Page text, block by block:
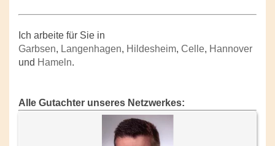
Ich arbeite für Sie in
Garbsen, Langenhagen, Hildesheim, Celle, Hannover
und Hameln.
Alle Gutachter unseres Netzwerkes: